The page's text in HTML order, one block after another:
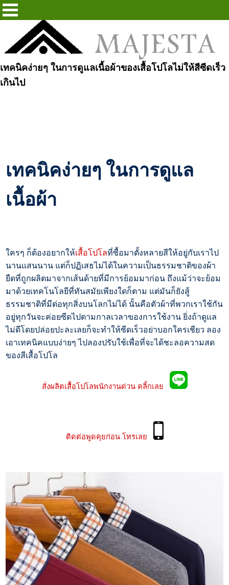
เทคนิคง่ายๆ ในการดูแลเนื้อผ้าของเสื้อโปโลไม่ให้สีซีดเร็ว
เกินไป
เทคนิคง่ายๆ ในการดูแล
เนื้อผ้า
ใครๆ ก็ต้องอยากให้เสื้อโปโลที่ซื้อมาตั้งหลายสีให้อยู่กับเราไป
นานแสนนาน แต่ก็ปฏิเสธไม่ได้ในความเป็นธรรมชาติของผ้า
ยืดที่ถูกผลิตมาจากเส้นด้ายที่มีการย้อมมาก่อน ถึงแม้ว่าจะย้อม
มาด้วยเทคโนโลยีที่ทันสมัยเพียงใดก็ตาม แต่มันก็ยังสู้
ธรรมชาติที่มีต่อทุกสิ่งบนโลกไม่ได้ นั้นคือตัวผ้าที่พวกเราใช้กัน
อยู่ทุกวันจะค่อยซีดไปตามกาลเวลาของการใช้งาน ยิ่งถ้าดูแล
ไม่ดีโดยปล่อยปะละเลยก็จะทำให้ซีดเร็วอย่าบอกใครเชียว ลอง
เอาเทคนิคแบบง่ายๆ ไปลองปรับใช้เพื่อที่จะได้ชะลอความสด
ของสีเสื้อโปโล
สั่งผลิตเสื้อโปโลพนักงานด่วน คลิ้กเลย
ติดต่อพูดคุยก่อน โทรเลย